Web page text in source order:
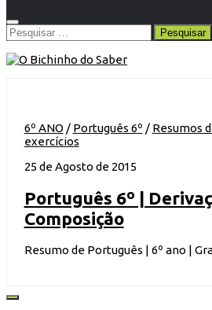
Pesquisar
por:
6º ANO / Português 6º / Resumos
exercícios
25 de Agosto de 2015
Português 6º |
Composição
Resumo de Português | 6º ano |